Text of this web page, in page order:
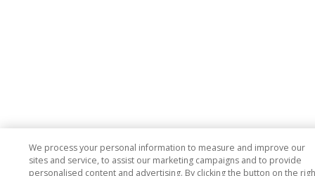
We process your personal information to measure and improve our
sites and service, to assist our marketing campaigns and to provide
personalised content and advertising. By clicking the button on the